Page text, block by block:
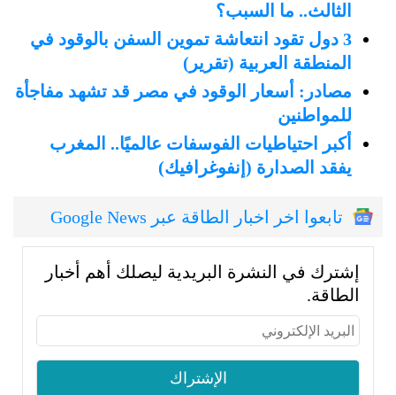
الثالث.. ما السبب؟
3 دول تقود انتعاشة تموين السفن بالوقود في
المنطقة العربية (تقرير)
مصادر: أسعار الوقود في مصر قد تشهد مفاجأة
للمواطنين
أكبر احتياطيات الفوسفات عالميًا.. المغرب
يفقد الصدارة (إنفوغرافيك)
تابعوا اخر اخبار الطاقة عبر Google News
إشترك في النشرة البريدية ليصلك أهم أخبار
الطاقة.